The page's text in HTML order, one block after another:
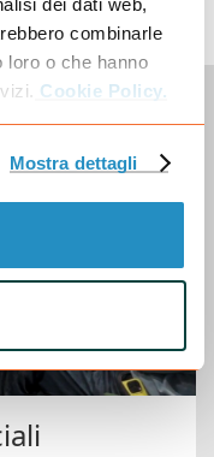
combinarle
loro o che hanno
Cookie Policy.
Mostra dettagli